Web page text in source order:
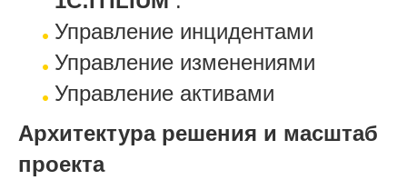
Управление инцидентами
Управление изменениями
Управление активами
Архитектура решения и масштаб
проекта